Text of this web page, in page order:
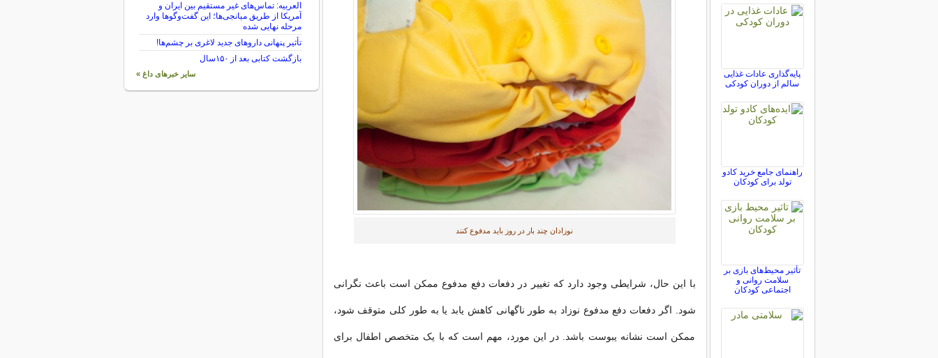
نوزادان چند بار در روز باید مدفوع کنند
با این حال، شرایطی وجود دارد که تغییر در دفعات دفع مدفوع ممکن است باعث نگرانی
شود. اگر دفعات دفع مدفوع نوزاد به طور ناگهانی کاهش یابد یا به طور کلی متوقف شود،
ممکن است نشانه یبوست باشد. در این مورد، مهم است که با یک متخصص اطفال برای
پایه‌گذاری عادات غذایی
سالم از دوران کودکی
راهنمای جامع خرید کادو
تولد برای کودکان
تأثیر محیط‌های بازی بر
سلامت روانی و
اجتماعی کودکان
العربیه: تماس‌های غیر مستقیم بین ایران و
آمریکا از طریق میانجی‌ها؛ این گفت‌و‌گو‌ها وارد
مرحله نهایی شده
تأثیر پنهانی داروهای جدید لاغری بر چشم‌ها!
بازگشت کتابی بعد از ۱۵۰سال
سایر خبرهای داغ »